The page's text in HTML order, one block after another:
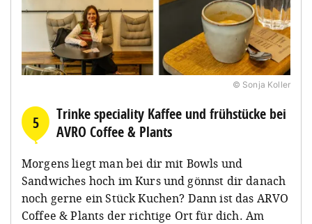
© Sonja Koller
5
Trinke speciality Kaffee und frühstücke bei
AVRO Coffee & Plants
Morgens liegt man bei dir mit Bowls und
Sandwiches hoch im Kurs und gönnst dir danach
noch gerne ein Stück Kuchen? Dann ist das ARVO
Coffee & Plants der richtige Ort für dich. Am